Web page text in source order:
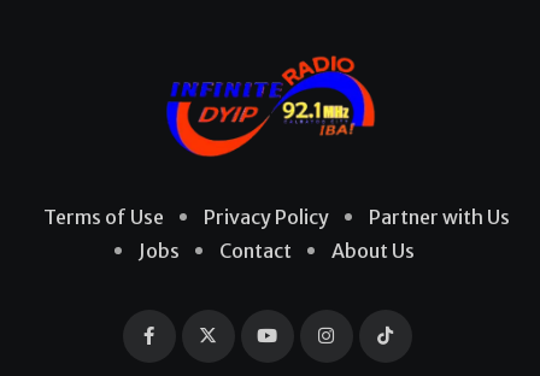
Terms of Use Privacy Policy
Partner with Us
Jobs
Contact About Us